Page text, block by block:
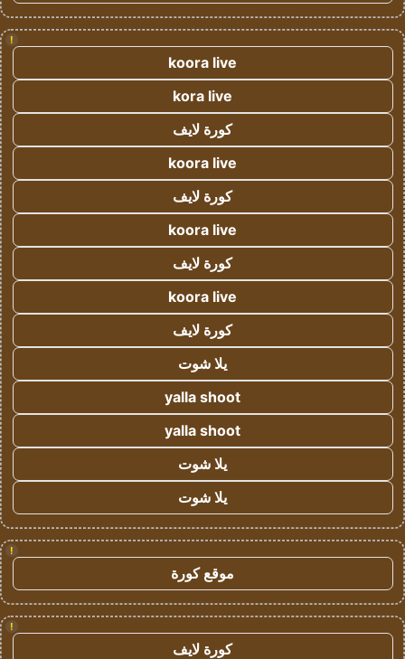
!
koora live
kora live
كورة لايف
koora live
كورة لايف
koora live
كورة لايف
koora live
كورة لايف
يلا شوت
yalla shoot
yalla shoot
يلا شوت
يلا شوت
!
موقع كورة
!
كورة لايف